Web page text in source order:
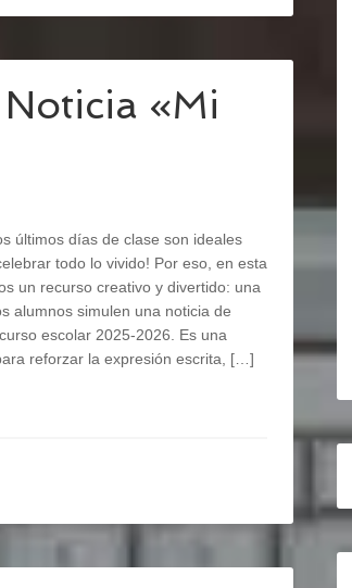
«Mi
últimos días de clase son ideales
todo lo vivido! Por eso, en esta
un recurso creativo y divertido: una
alumnos simulen una noticia de
escolar 2025-2026. Es una
reforzar la expresión escrita, […]